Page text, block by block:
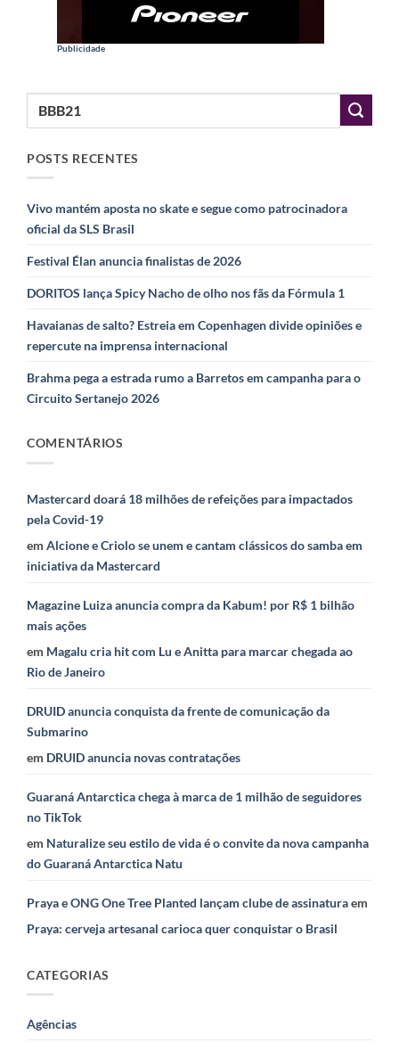
Publicidade
POSTS RECENTES
Vivo mantém aposta no skate e segue como patrocinadora
oficial da SLS Brasil
Festival Élan anuncia finalistas de 2026
DORITOS lança Spicy Nacho de olho nos fãs da Fórmula 1
Havaianas de salto? Estreia em Copenhagen divide opiniões e
repercute na imprensa internacional
Brahma pega a estrada rumo a Barretos em campanha para o
Circuito Sertanejo 2026
COMENTÁRIOS
Mastercard doará 18 milhões de refeições para impactados
pela Covid-19
em Alcione e Criolo se unem e cantam clássicos do samba em
iniciativa da Mastercard
Magazine Luiza anuncia compra da Kabum! por R$ 1 bilhão
mais ações
em Magalu cria hit com Lu e Anitta para marcar chegada ao
Rio de Janeiro
DRUID anuncia conquista da frente de comunicação da
Submarino
em DRUID anuncia novas contratações
Guaraná Antarctica chega à marca de 1 milhão de seguidores
no TikTok
em Naturalize seu estilo de vida é o convite da nova campanha
do Guaraná Antarctica Natu
Praya e ONG One Tree Planted lançam clube de assinaturaem
Praya: cerveja artesanal carioca quer conquistar o Brasil
CATEGORIAS
Agências